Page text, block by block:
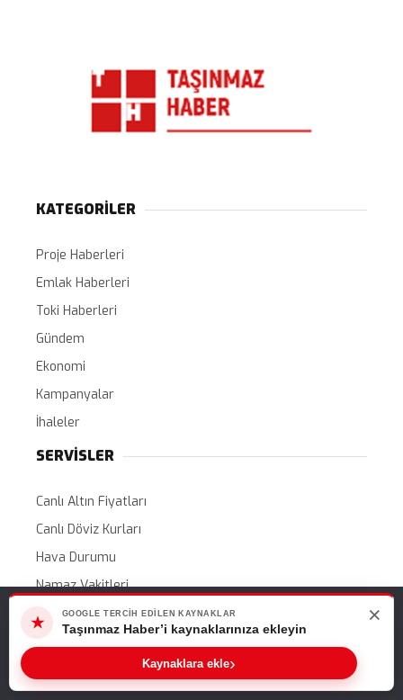
KATEGORİLER
Proje Haberleri
Emlak Haberleri
Toki Haberleri
Gündem
Ekonomi
Kampanyalar
İhaleler
SERVİSLER
Canlı Altın Fiyatları
Canlı Döviz Kurları
Hava Durumu
Namaz Vakitleri
Nöbetçi Eczaneler
Puan Durumları
Web sitemizde size en iyi deneyimi sunabilmemiz için çerezleri
kullanıyoruz. Bu siteyi kullanmaya devam ederseniz, bunu kabul
ettiğinizi varsayarız.
Tamam
★
GOOGLE TERCIH EDILEN KAYNAKLAR
Taşınmaz Haber’i kaynaklarınıza ekleyin
Kaynaklara ekle›
×